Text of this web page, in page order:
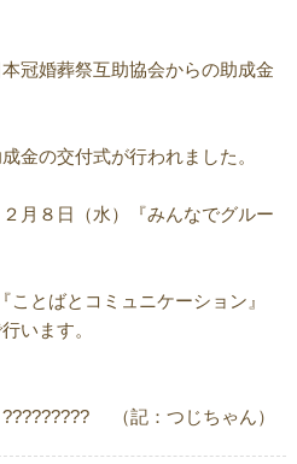
冠婚葬祭互助協会からの助成金
金の交付式が行われました。
月８日（水）『みんなでグルー
とばとコミュニケーション』
います。
記：つじちゃん）